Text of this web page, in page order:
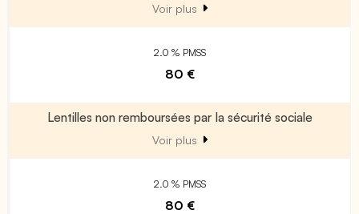
Voir plus
2.0 % PMSS
80 €
Lentilles non remboursées par la sécurité sociale
Voir plus
2.0 % PMSS
80 €